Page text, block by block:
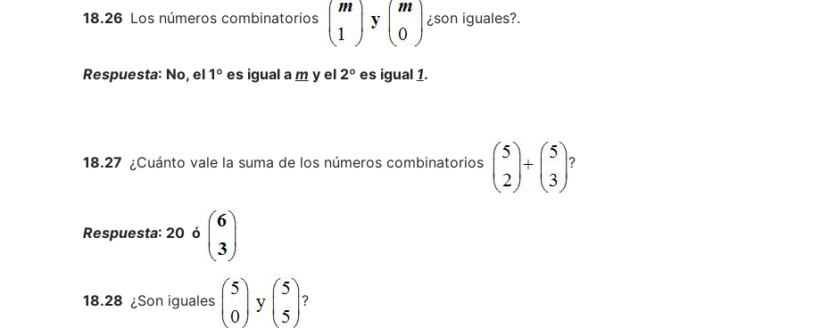
18.26 Los números combinatorios ¿son iguales?.
Respuesta: No, el 1º es igual a m y el 2º es igual 1.
18.27 ¿Cuánto vale la suma de los números combinatorios ?
Respuesta: 20 ó
18.28 ¿Son iguales ?